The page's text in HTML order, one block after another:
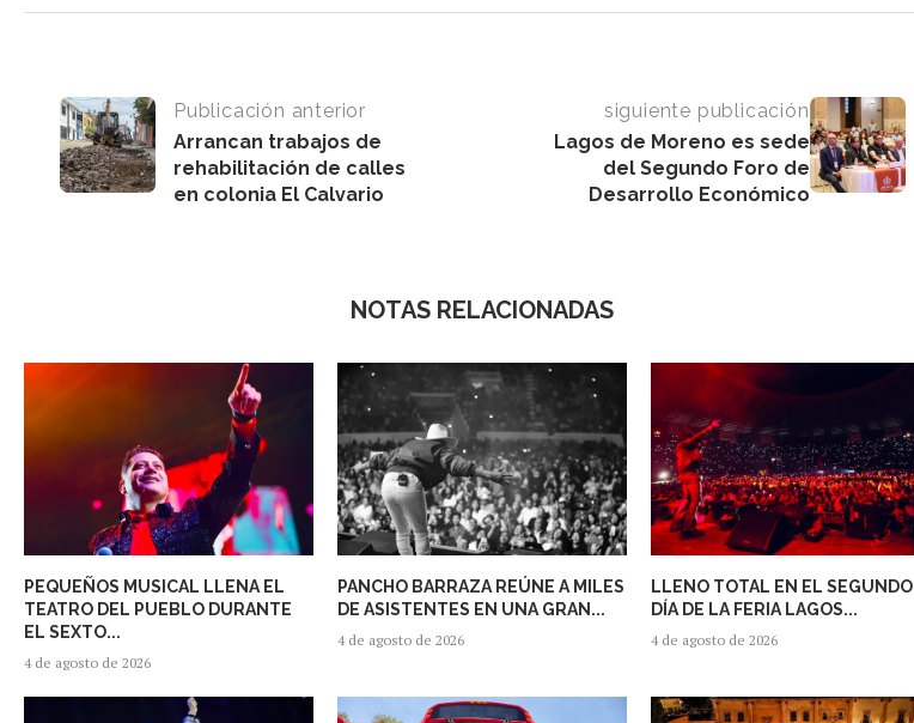
Publicación anterior
Arrancan trabajos de
rehabilitación de calles
en colonia El Calvario
siguiente publicación
Lagos de Moreno es sede
del Segundo Foro de
Desarrollo Económico
NOTAS RELACIONADAS
PEQUEÑOS MUSICAL LLENA EL
TEATRO DEL PUEBLO DURANTE
EL SEXTO...
4 de agosto de 2026
PANCHO BARRAZA REÚNE A MILES
DE ASISTENTES EN UNA GRAN...
4 de agosto de 2026
LLENO TOTAL EN EL SEGUNDO
DÍA DE LA FERIA LAGOS...
4 de agosto de 2026